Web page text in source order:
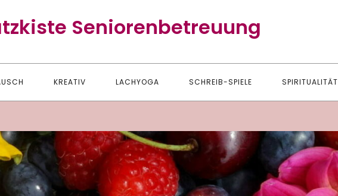
Seniorenbetreuung
KREATIV LACHYOGA SCHREIB-SPIELE SPIRITUALITÄT